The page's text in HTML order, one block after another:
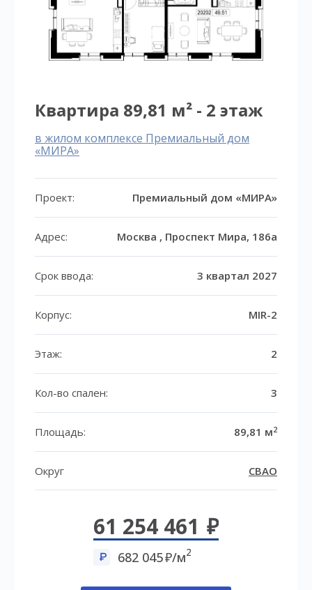
Квартира 89,81 м² - 2 этаж
в жилом комплексе Премиальный дом
«МИРА»
Проект: Премиальный дом «МИРА»
Адрес: Москва , Проспект Мира, 186а
Срок ввода: 3 квартал 2027
Корпус: MIR-2
Этаж: 2
Кол-во спален: 3
Площадь: 89,81 м2
Округ СВАО
61 254 461
682 045 /м2